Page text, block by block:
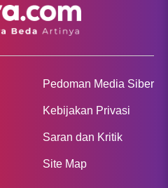
Pedoman Media Siber
Kebijakan Privasi
Saran dan Kritik
Site Map